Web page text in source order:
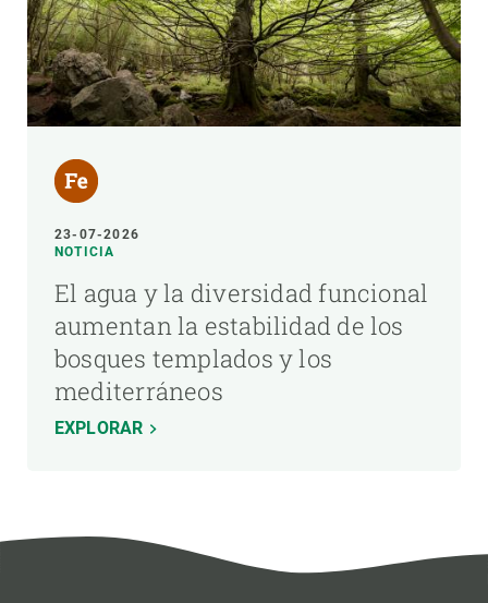
23-07-2026
NOTICIA
El agua y la diversidad funcional
aumentan la estabilidad de los
bosques templados y los
mediterráneos
EXPLORAR